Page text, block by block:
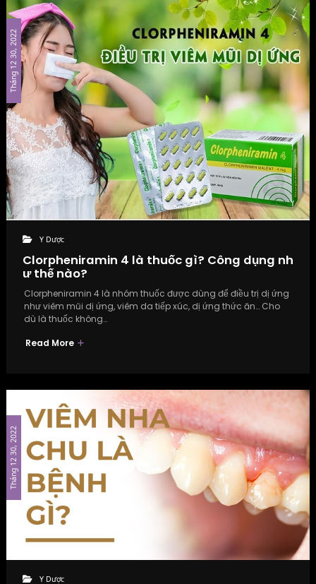
Tháng 12 30, 2022
Y Dược
Clorpheniramin 4 là thuốc gì? Công dụng nh
ư thế nào?
Clorpheniramin 4 là nhóm thuốc được dùng để điều trị dị ứng
như viêm mũi dị ứng, viêm da tiếp xúc, dị ứng thức ăn… Cho
dù là thuốc không…
Read More
Tháng 12 30, 2022
Y Dược